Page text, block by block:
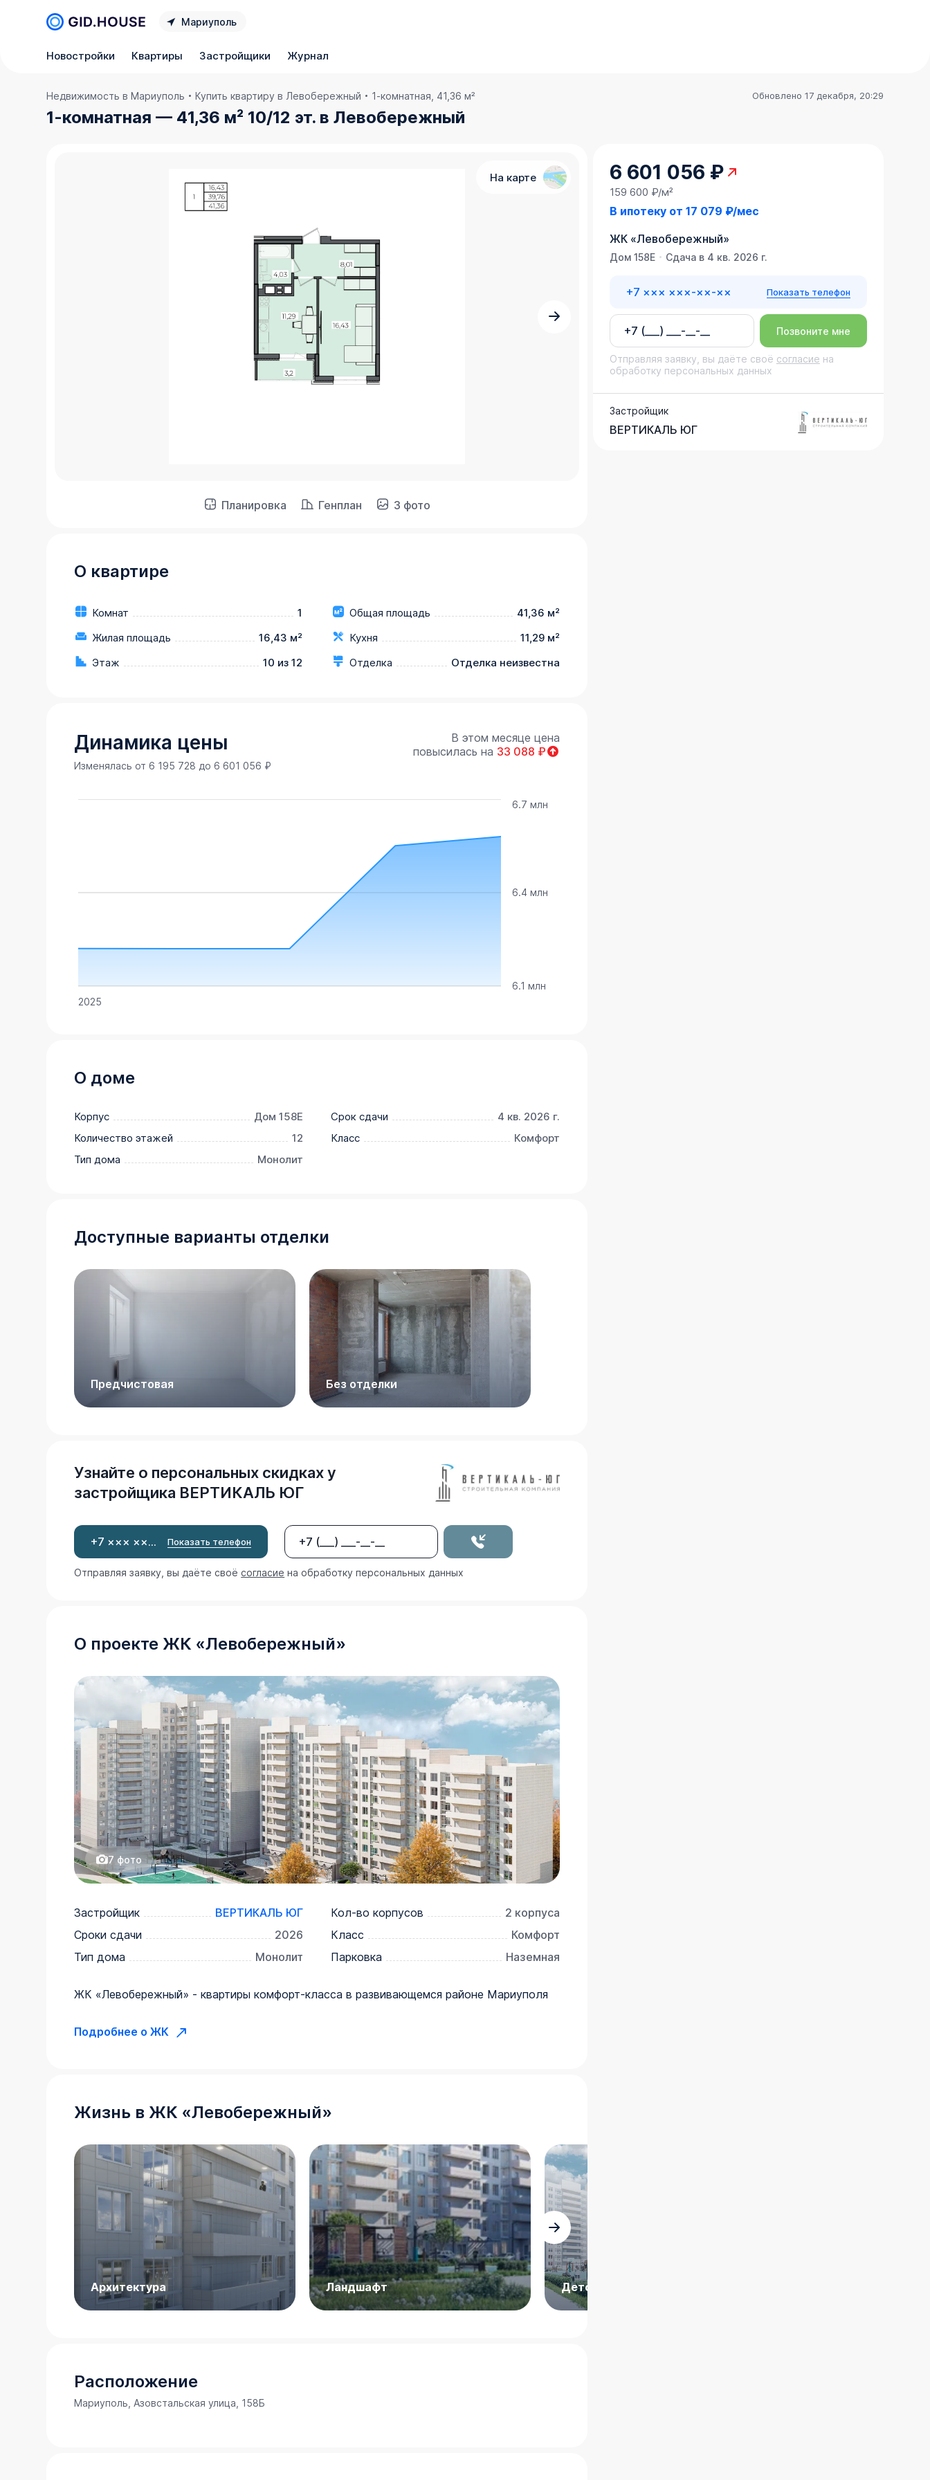
Мариуполь
Новостройки Квартиры Застройщики Журнал
Недвижимость в Мариуполь Купить квартиру в Левобережный 1-комнатная, 41,36 м²
1-комнатная — 41,36 м² 10/12 эт. в Левобережный
Обновлено 17 декабря, 20:29
Планировка Генплан 3 фото
На карте
О квартире
Комнат 1 Общая площадь
41,36 м²
Жилая площадь
16,43 м² Кухня
11,29 м²
Этаж
10 из 12 Отделка Отделка неизвестна
Динамика цены
Изменялась от6 195 728 до6 601 056 ₽
В этом месяце цена
повысилась на 33 088 ₽
6.1 млн
6.4 млн
6.7 млн
2025
О доме
Корпус Дом 158Е Срок сдачи
4 кв. 2026 г.
Количество этажей
12 Класс
Комфорт
Тип дома
Монолит
Доступные варианты отделки
Предчистовая Без отделки
Узнайте о персональных скидках у
застройщика ВЕРТИКАЛЬ ЮГ
+7 ××× ×××-××-××Показать телефон
Отправляя заявку, вы даёте своёсогласие на обработку персональных данных
О проекте ЖК «Левобережный»
7 фото
Застройщик ВЕРТИКАЛЬ ЮГ Кол-во корпусов
2 корпуса
Сроки сдачи
2026 Класс
Комфорт
Тип дома
Монолит Парковка Наземная
ЖК «Левобережный» - квартиры комфорт-класса в развивающемся районе Мариуполя
Подробнее о ЖК
Жизнь в ЖК «Левобережный»
Архитектура Ландшафт Детские площадки
Расположение
Мариуполь, Азовстальская улица, 158Б
6 601 056 ₽
159 600 ₽/м²
В ипотеку от 17 079 ₽/мес
ЖК«Левобережный»
Дом 158Е Сдача в 4 кв. 2026 г.
+7 ××× ×××-××-×× Показать телефон
Позвоните мне
Отправляя заявку, вы даёте своё согласие на
обработку персональных данных
Застройщик
ВЕРТИКАЛЬ ЮГ